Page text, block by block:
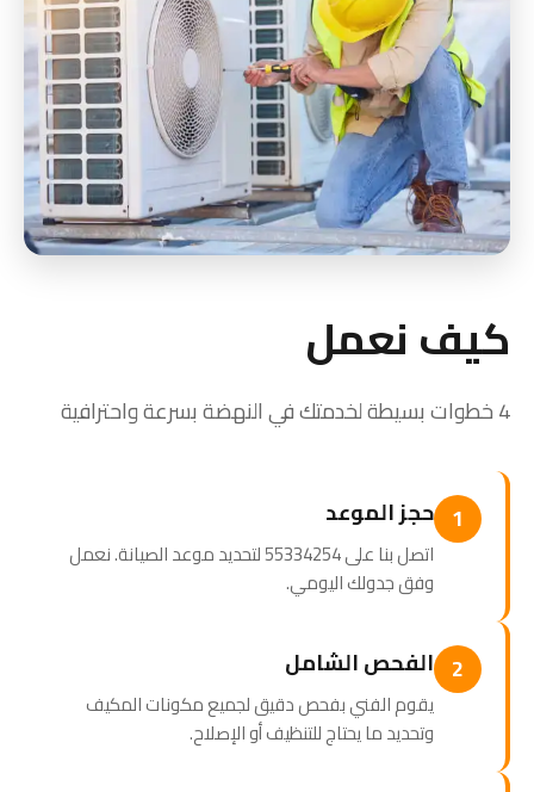
كيف نعمل
4 خطوات بسيطة لخدمتك في النهضة بسرعة واحترافية
1 حجز الموعد
اتصل بنا على 55334254 لتحديد موعد الصيانة. نعمل
وفق جدولك اليومي.
2 الفحص الشامل
يقوم الفني بفحص دقيق لجميع مكونات المكيف
وتحديد ما يحتاج للتنظيف أو الإصلاح.